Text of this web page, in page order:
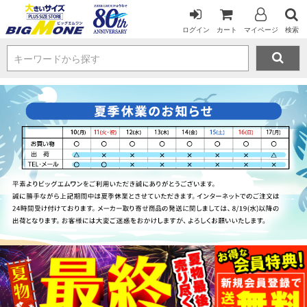
ログイン カート マイページ 検索
キーワードから探す